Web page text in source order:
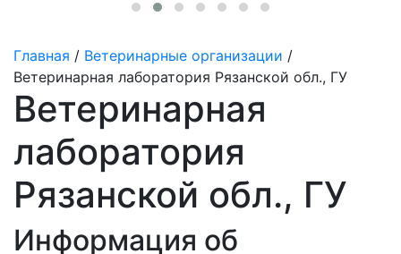
Главная / Ветеринарные организации /
Ветеринарная лаборатория Рязанской обл., ГУ
Ветеринарная
лаборатория
Рязанской обл., ГУ
Информация об